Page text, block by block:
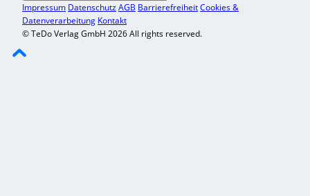
Impressum DatenschutzAGB BarrierefreiheitCookies &
Datenverarbeitung Kontakt
© TeDo Verlag GmbH 2026 All rights reserved.